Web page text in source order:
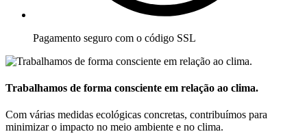
Pagamento seguro com o código SSL
Trabalhamos de forma consciente em relação ao clima.
Com várias medidas ecológicas concretas, contribuímos para
minimizar o impacto no meio ambiente e no clima.